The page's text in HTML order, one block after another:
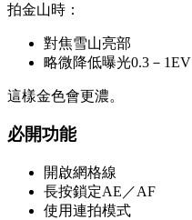
拍金山時：
對焦雪山亮部
略微降低曝光0.3－1EV
這樣金色會更濃。
必開功能
開啟網格線
長按鎖定AE／AF
使用連拍模式